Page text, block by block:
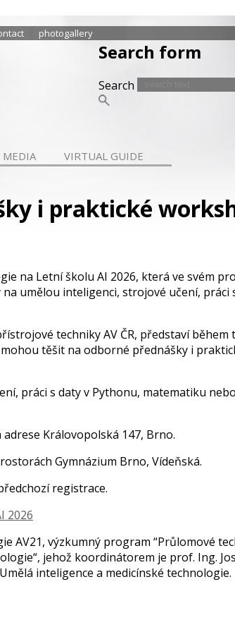
photogallery
Search form
Search
MEDIA VIRTUAL GUIDE
i praktické
na Letní školu AI 2026, která ve svém
umělou inteligenci, strojové učení, práci
techniky AV ČR, představí během
těšit na odborné přednášky i
práci s daty v Pythonu, matematiku
Královopolská 147, Brno.
Gymnázium Brno, Vídeňská.
registrace.
2026
AV21, výzkumný program “Průlomové
jehož koordinátorem je prof. Ing.
inteligence a medicínské technologie.